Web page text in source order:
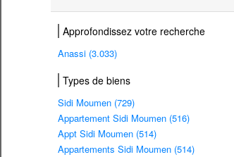
Approfondissez votre recherche
Anassi (3.033)
Types de biens
Sidi Moumen (729)
Appartement Sidi Moumen (516)
Appt Sidi Moumen (514)
Appartements Sidi Moumen (514)